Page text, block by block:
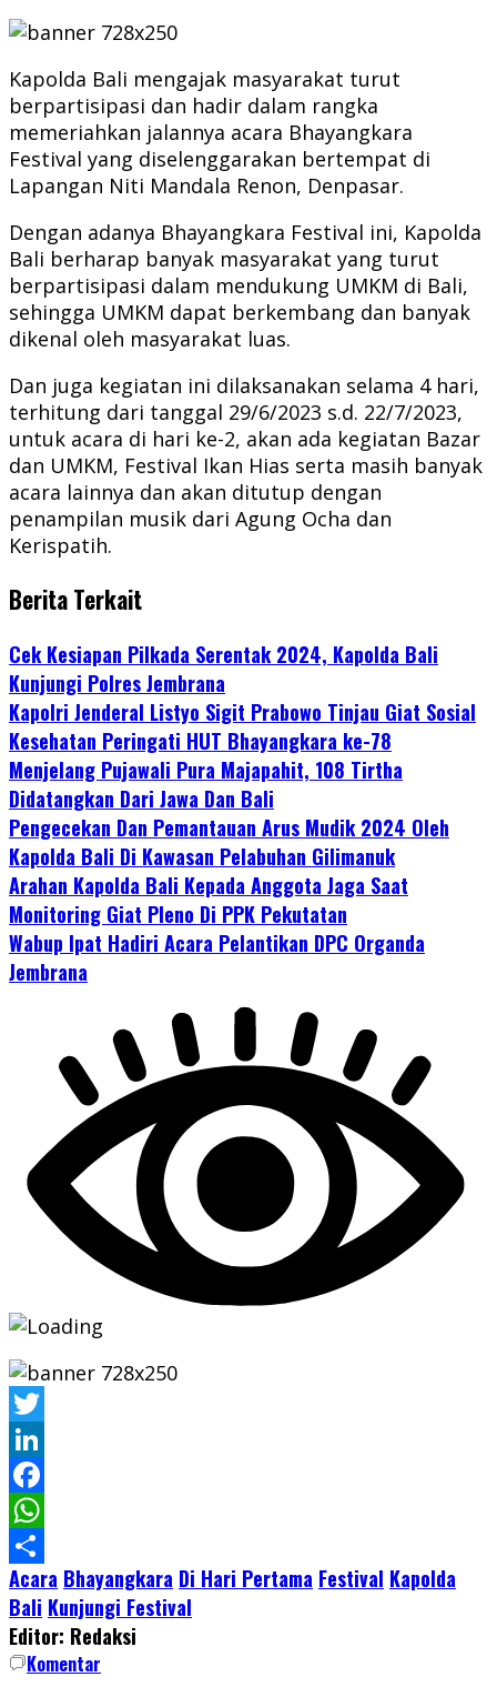
Kapolda Bali mengajak masyarakat turut
berpartisipasi dan hadir dalam rangka
memeriahkan jalannya acara Bhayangkara
Festival yang diselenggarakan bertempat di
Lapangan Niti Mandala Renon, Denpasar.
Dengan adanya Bhayangkara Festival ini, Kapolda
Bali berharap banyak masyarakat yang turut
berpartisipasi dalam mendukung UMKM di Bali,
sehingga UMKM dapat berkembang dan banyak
dikenal oleh masyarakat luas.
Dan juga kegiatan ini dilaksanakan selama 4 hari,
terhitung dari tanggal 29/6/2023 s.d. 22/7/2023,
untuk acara di hari ke-2, akan ada kegiatan Bazar
dan UMKM, Festival Ikan Hias serta masih banyak
acara lainnya dan akan ditutup dengan
penampilan musik dari Agung Ocha dan
Kerispatih.
Berita Terkait
Cek Kesiapan Pilkada Serentak 2024, Kapolda Bali
Kunjungi Polres Jembrana
Kapolri Jenderal Listyo Sigit Prabowo Tinjau Giat Sosial
Kesehatan Peringati HUT Bhayangkara ke-78
Menjelang Pujawali Pura Majapahit, 108 Tirtha
Didatangkan Dari Jawa Dan Bali
Pengecekan Dan Pemantauan Arus Mudik 2024 Oleh
Kapolda Bali Di Kawasan Pelabuhan Gilimanuk
Arahan Kapolda Bali Kepada Anggota Jaga Saat
Monitoring Giat Pleno Di PPK Pekutatan
Wabup Ipat Hadiri Acara Pelantikan DPC Organda
Jembrana
Twitter
LinkedIn
Facebook
WhatsApp
Share
Acara Bhayangkara Di Hari Pertama Festival Kapolda
Bali Kunjungi Festival
Editor: Redaksi
Komentar